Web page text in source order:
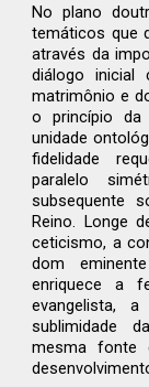
No plano
temáticos que
através da
diálogo
matrimônio e
o princípio da
unidade
fidelidade
paralelo
subsequente
Reino. Longe
ceticismo, a
dom
enriquece a
evangelista,
sublimidade
mesma fonte